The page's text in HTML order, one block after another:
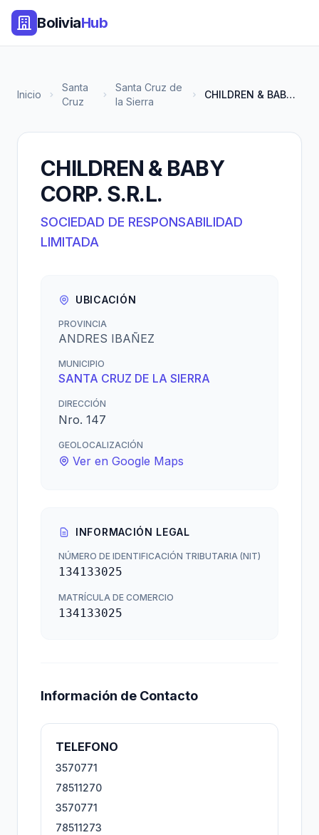
BoliviaHub
Inicio
Santa
Cruz
Santa Cruz de
la Sierra
CHILDREN & BABY CORP. S.R.L.
CHILDREN & BABY
CORP. S.R.L.
SOCIEDAD DE RESPONSABILIDAD
LIMITADA
UBICACIÓN
PROVINCIA
ANDRES IBAÑEZ
MUNICIPIO
SANTA CRUZ DE LA SIERRA
DIRECCIÓN
Nro. 147
GEOLOCALIZACIÓN
Ver en Google Maps
INFORMACIÓN LEGAL
NÚMERO DE IDENTIFICACIÓN TRIBUTARIA (NIT)
134133025
MATRÍCULA DE COMERCIO
134133025
Información de Contacto
TELEFONO
3570771
78511270
3570771
78511273